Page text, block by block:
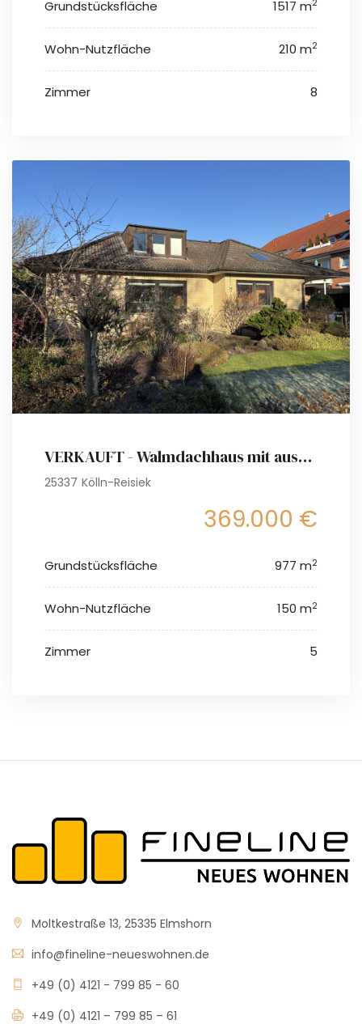
Grundstücksfläche 1517 m2
Wohn-Nutzfläche 210 m2
Zimmer 8
VERKAUFT - Walmdachhaus mit ausgebautem Dachgeschoss und Gartenparadies
25337 Kölln-Reisiek
369.000 €
Grundstücksfläche 977 m2
Wohn-Nutzfläche 150 m2
Zimmer 5
Moltkestraße 13, 25335 Elmshorn
info@fineline-neueswohnen.de
+49 (0) 4121 - 799 85 - 60
+49 (0) 4121 – 799 85 – 61